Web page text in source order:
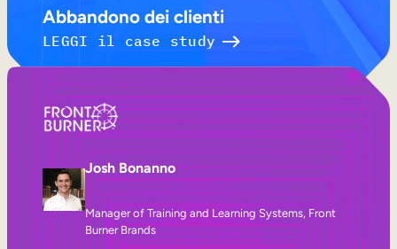
Abbandono dei clienti
LEGGI il case study
Josh Bonanno
Manager of Training and Learning Systems, Front
Burner Brands